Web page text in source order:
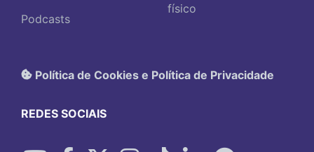
Podcasts
físico
Política de Cookies e Política de Privacidade
REDES SOCIAIS